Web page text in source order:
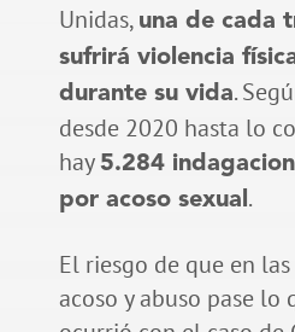
Unidas, una de cada
sufrirá violencia
durante su vida.
desde 2020 hasta lo
hay 5.284
por acoso sexual .
El riesgo de que en
acoso y abuso pase